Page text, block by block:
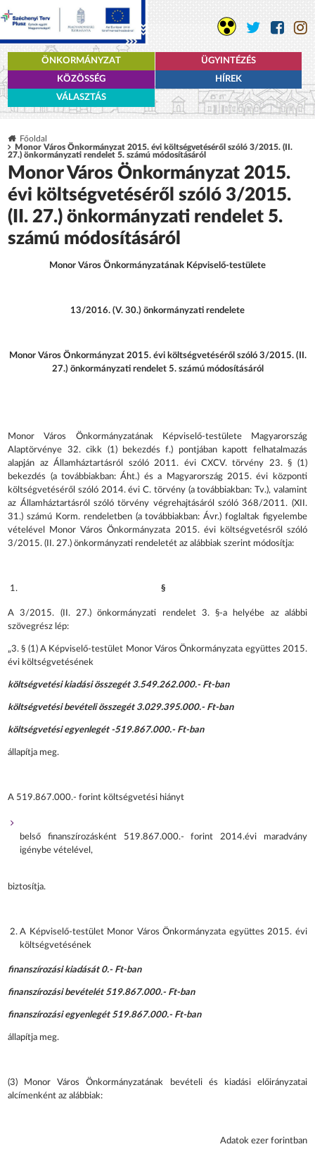
ÖNKORMÁNYZAT
ÜGYINTÉZÉS
KÖZÖSSÉG
HÍREK
VÁLASZTÁS
Főoldal
Monor Város Önkormányzat 2015. évi költségvetéséről szóló 3/2015. (II.
27.) önkormányzati rendelet 5. számú módosításáról
Monor Város Önkormányzat 2015.
évi költségvetéséről szóló 3/2015.
(II. 27.) önkormányzati rendelet 5.
számú módosításáról
Monor Város Önkormányzatának Képviselő-testülete
13/2016. (V. 30.) önkormányzati rendelete
Monor Város Önkormányzat 2015. évi költségvetéséről szóló 3/2015. (II.
27.) önkormányzati rendelet 5. számú módosításáról
Monor Város Önkormányzatának Képviselő-testülete Magyarország
Alaptörvénye 32. cikk (1) bekezdés f.) pontjában kapott felhatalmazás
alapján az Államháztartásról szóló 2011. évi CXCV. törvény 23. § (1)
bekezdés (a továbbiakban: Áht.) és a Magyarország 2015. évi központi
költségvetéséről szóló 2014. évi C. törvény (a továbbiakban: Tv.), valamint
az Államháztartásról szóló törvény végrehajtásáról szóló 368/2011. (XII.
31.) számú Korm. rendeletben (a továbbiakban: Ávr.) foglaltak figyelembe
vételével Monor Város Önkormányzata 2015. évi költségvetésről szóló
3/2015. (II. 27.) önkormányzati rendeletét az alábbiak szerint módosítja:
§
A 3/2015. (II. 27.) önkormányzati rendelet 3. §-a helyébe az alábbi
szövegrész lép:
„3. § (1) A Képviselő-testület Monor Város Önkormányzata együttes 2015.
évi költségvetésének
költségvetési kiadási összegét 3.549.262.000.- Ft-ban
költségvetési bevételi összegét 3.029.395.000.- Ft-ban
költségvetési egyenlegét -519.867.000.- Ft-ban
állapítja meg.
A 519.867.000.- forint költségvetési hiányt
belső finanszírozásként 519.867.000.- forint 2014.évi maradvány
igénybe vételével,
biztosítja.
A Képviselő-testület Monor Város Önkormányzata együttes 2015. évi
költségvetésének
finanszírozási kiadását 0.- Ft-ban
finanszírozási bevételét 519.867.000.- Ft-ban
finanszírozási egyenlegét 519.867.000.- Ft-ban
állapítja meg.
(3) Monor Város Önkormányzatának bevételi és kiadási előirányzatai
alcímenként az alábbiak:
Adatok ezer forintban